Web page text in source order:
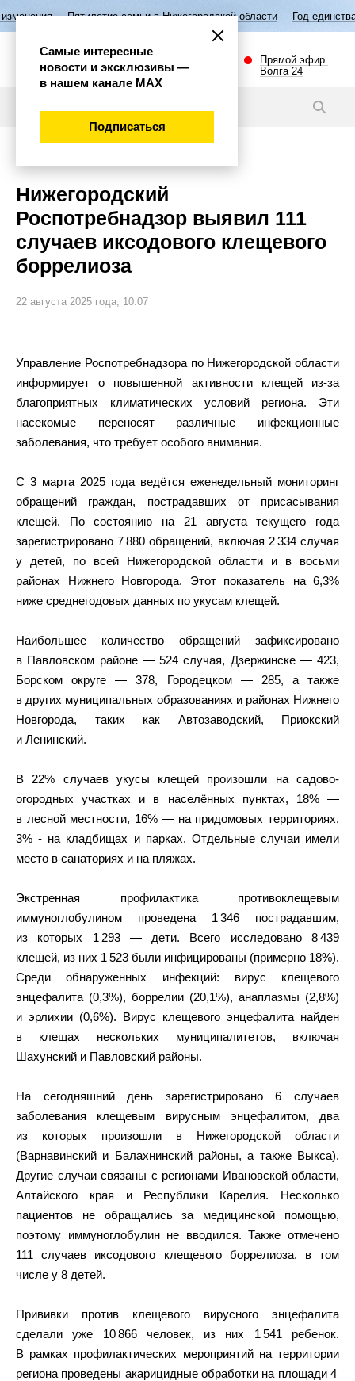
семьи в Нижегородской области Год единства народов России
Прямой эфир.
Волга 24
Нижегородский
Роспотребнадзор выявил 111
случаев иксодового клещевого
боррелиоза
22 августа 2025 года, 10:07
Управление Роспотребнадзора по Нижегородской области
информирует о повышенной активности клещей из-за
благоприятных климатических условий региона. Эти
насекомые переносят различные инфекционные
заболевания, что требует особого внимания.
С 3 марта 2025 года ведётся еженедельный мониторинг
обращений граждан, пострадавших от присасывания
клещей. По состоянию на 21 августа текущего года
зарегистрировано 7 880 обращений, включая 2 334 случая
у детей, по всей Нижегородской области и в восьми
районах Нижнего Новгорода. Этот показатель на 6,3%
ниже среднегодовых данных по укусам клещей.
Наибольшее количество обращений зафиксировано
в Павловском районе — 524 случая, Дзержинске — 423,
Борском округе — 378, Городецком — 285, а также
в других муниципальных образованиях и районах Нижнего
Новгорода, таких как Автозаводский, Приокский
и Ленинский.
В 22% случаев укусы клещей произошли на садово-
огородных участках и в населённых пунктах, 18% —
в лесной местности, 16% — на придомовых территориях,
3% - на кладбищах и парках. Отдельные случаи имели
место в санаториях и на пляжах.
Экстренная профилактика противоклещевым
иммуноглобулином проведена 1 346 пострадавшим,
из которых 1 293 — дети. Всего исследовано 8 439
клещей, из них 1 523 были инфицированы (примерно 18%).
Среди обнаруженных инфекций: вирус клещевого
энцефалита (0,3%), боррелии (20,1%), анаплазмы (2,8%)
и эрлихии (0,6%). Вирус клещевого энцефалита найден
в клещах нескольких муниципалитетов, включая
Шахунский и Павловский районы.
На сегодняшний день зарегистрировано 6 случаев
заболевания клещевым вирусным энцефалитом, два
из которых произошли в Нижегородской области
(Варнавинский и Балахнинский районы, а также Выкса).
Другие случаи связаны с регионами Ивановской области,
Алтайского края и Республики Карелия. Несколько
пациентов не обращались за медицинской помощью,
поэтому иммуноглобулин не вводился. Также отмечено
111 случаев иксодового клещевого боррелиоза, в том
числе у 8 детей.
Прививки против клещевого вирусного энцефалита
сделали уже 10 866 человек, из них 1 541 ребенок.
В рамках профилактических мероприятий на территории
региона проведены акарицидные обработки на площади 4
Самые интересные
новости и эксклюзивы —
в нашем канале МАХ
Подписаться